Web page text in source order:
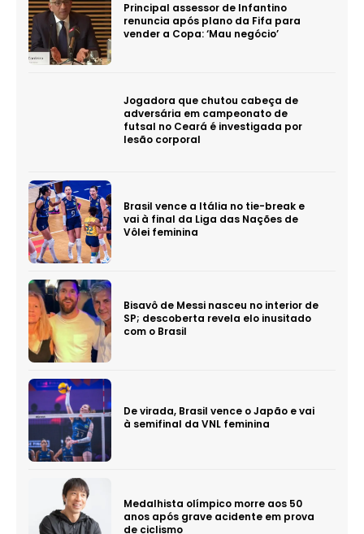
Principal assessor de Infantino
renuncia após plano da Fifa para
vender a Copa: ‘Mau negócio’
Jogadora que chutou cabeça de
adversária em campeonato de
futsal no Ceará é investigada por
lesão corporal
Brasil vence a Itália no tie-break e
vai à final da Liga das Nações de
Vôlei feminina
Bisavô de Messi nasceu no interior de
SP; descoberta revela elo inusitado
com o Brasil
De virada, Brasil vence o Japão e vai
à semifinal da VNL feminina
Medalhista olímpico morre aos 50
anos após grave acidente em prova
de ciclismo